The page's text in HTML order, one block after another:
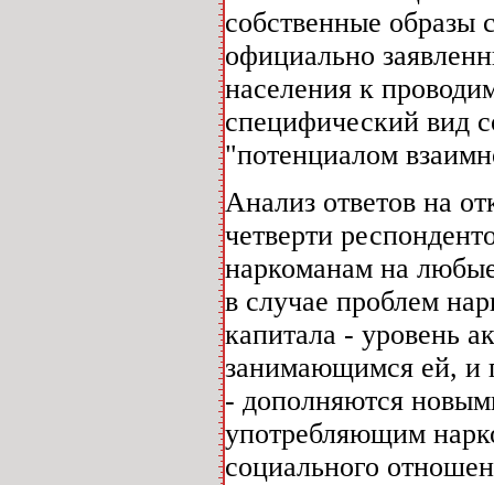
собственные образы
официально
населения к
специфический вид
"потенциалом
Анализ ответов на
четверти
наркоманам на
в случае проблем
капитала - уровень
занимающимся ей, и
- дополняются
употребляющим
социального